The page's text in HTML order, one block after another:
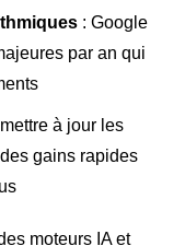
: Google
par an qui
à jour les
gains rapides
moteurs IA et